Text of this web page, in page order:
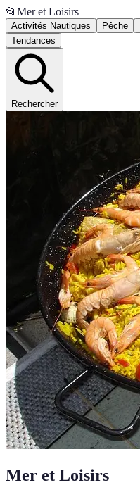
📂 Mer et Loisirs
Activités Nautiques Pêche
Tendances
Rechercher
Mer et Loisirs